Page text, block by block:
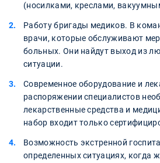
(носилками, креслами,
Работу бригады медиков. В
врачи, которые обслуживают
больных. Они найдут выход из
ситуации.
Современное оборудование и
распоряжении специалистов
лекарственные средства и
набор входит только
Возможность экстренной
определенных ситуациях, когда